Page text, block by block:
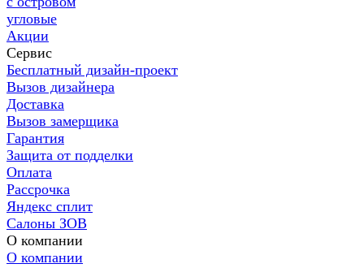
угловые
Акции
Сервис
Бесплатный дизайн-проект
Вызов дизайнера
Доставка
Вызов замерщика
Гарантия
Защита от подделки
Оплата
Рассрочка
Яндекс сплит
Салоны ЗОВ
О компании
О компании